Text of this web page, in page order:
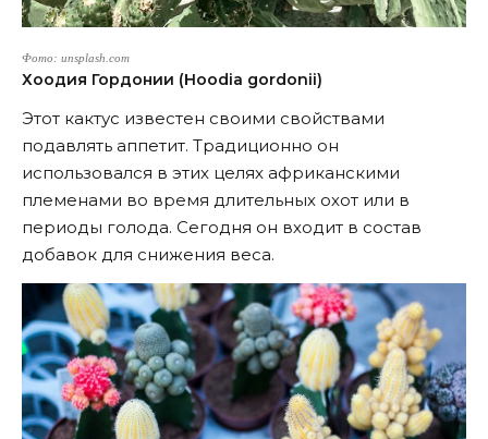
Фото: unsplash.com
Хоодия Гордонии (Hoodia gordonii)
Этот кактус известен своими свойствами
подавлять аппетит. Традиционно он
использовался в этих целях африканскими
племенами во время длительных охот или в
периоды голода. Сегодня он входит в состав
добавок для снижения веса.